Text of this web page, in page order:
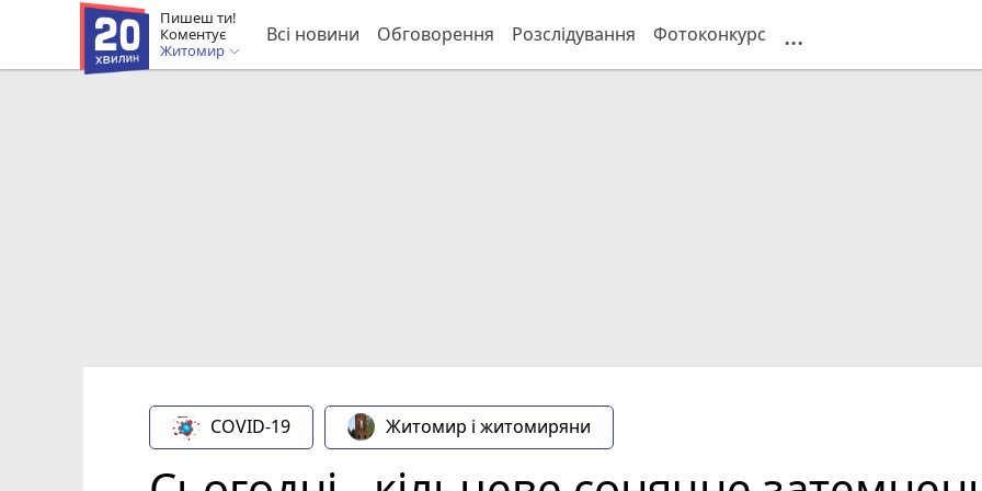
Пишеш ти!
Коментує
Житомир
Всі новини Обговорення Розслідування Фотоконкурс ...
COVID-19 Житомир і житомиряни